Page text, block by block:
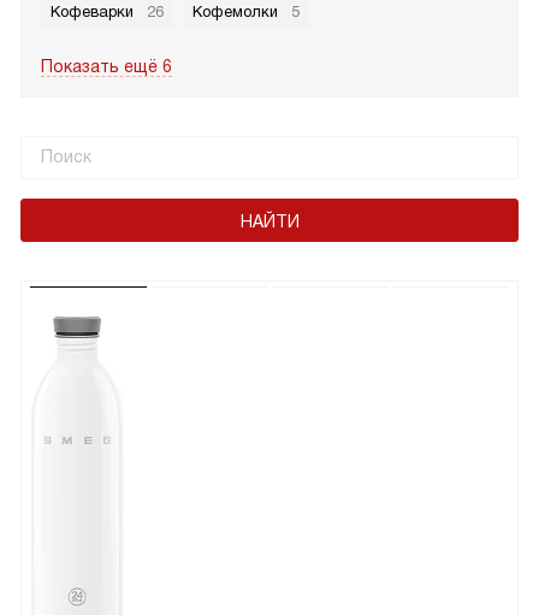
Кофеварки 26 Кофемолки 5
Показать ещё 6